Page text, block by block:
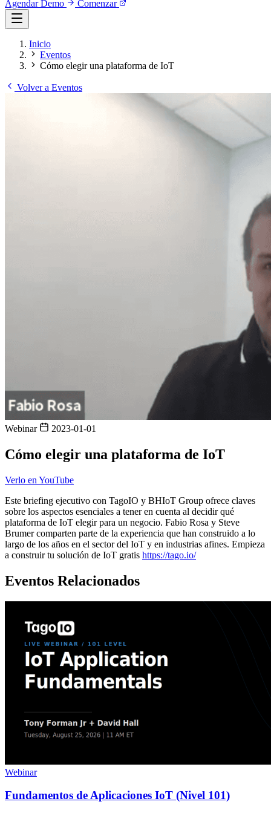
Agendar Demo
Comenzar
Inicio
Eventos
Cómo elegir una plataforma de IoT
Volver a Eventos
Webinar 2023-01-01
Cómo elegir una plataforma de IoT
Verlo en YouTube
Este briefing ejecutivo con TagoIO y BHIoT Group ofrece claves
sobre los aspectos esenciales a tener en cuenta al decidir qué
plataforma de IoT elegir para un negocio. Fabio Rosa y Steve
Brumer comparten parte de la experiencia que han construido a lo
largo de los años en el sector del IoT y en industrias afines. Empieza
a construir tu solución de IoT gratis https://tago.io/
Eventos Relacionados
Webinar
Fundamentos de Aplicaciones IoT (Nivel 101)